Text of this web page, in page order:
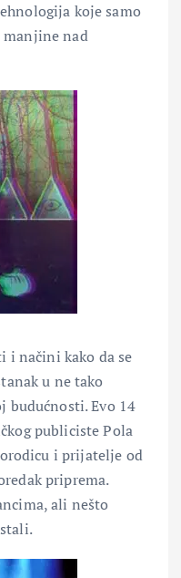
koje samo
nad
i načini kako da se
u ne tako
budućnosti. Evo 14
publiciste Pola
i prijatelje od
priprema.
ali nešto